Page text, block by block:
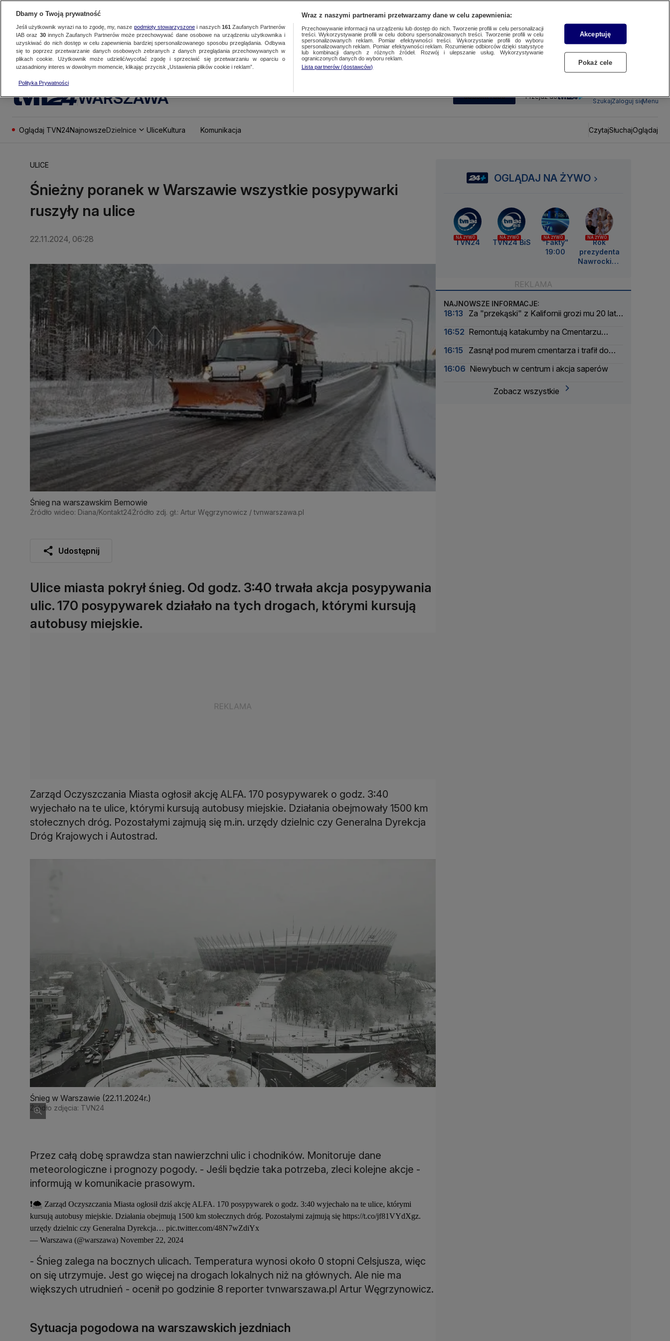
WARSZAWA SUBSKRYBUJ Przejdź do
SzukajZaloguj sięMenu
Oglądaj TVN24NajnowszeDzielnice UliceKultura Komunikacja CzytajSłuchajOglądaj
ULICE
Śnieżny poranek w Warszawie wszystkie posypywarki
ruszyły na ulice
22.11.2024, 06:28
Śnieg na warszawskim Bemowie
Źródło wideo: Diana/Kontakt24Źródło zdj. gł.: Artur Węgrzynowicz / tvnwarszawa.pl
Udostępnij
Ulice miasta pokrył śnieg. Od godz. 3:40 trwała akcja posypywania
ulic. 170 posypywarek działało na tych drogach, którymi kursują
autobusy miejskie.
Zarząd Oczyszczania Miasta ogłosił akcję ALFA. 170 posypywarek o godz. 3:40
wyjechało na te ulice, którymi kursują autobusy miejskie. Działania obejmowały 1500 km
stołecznych dróg. Pozostałymi zajmują się m.in. urzędy dzielnic czy Generalna Dyrekcja
Dróg Krajowych i Autostrad.
Śnieg w Warszawie (22.11.2024r.)
Źródło zdjęcia: TVN24
Przez całą dobę sprawdza stan nawierzchni ulic i chodników. Monitoruje dane
meteorologiczne i prognozy pogody. - Jeśli będzie taka potrzeba, zleci kolejne akcje -
informują w komunikacie prasowym.
❗️🌨️ Zarząd Oczyszczania Miasta ogłosił dziś akcję ALFA. 170 posypywarek o godz. 3:40 wyjechało na te ulice, którymi
kursują autobusy miejskie. Działania obejmują 1500 km stołecznych dróg. Pozostałymi zajmują się https://t.co/jf81VYdXgz.
urzędy dzielnic czy Generalna Dyrekcja… pic.twitter.com/48N7wZdiYx
— Warszawa (@warszawa) November 22, 2024
- Śnieg zalega na bocznych ulicach. Temperatura wynosi około 0 stopni Celsjusza, więc
on się utrzymuje. Jest go więcej na drogach lokalnych niż na głównych. Ale nie ma
większych utrudnień - ocenił po godzinie 8 reporter tvnwarszawa.pl Artur Węgrzynowicz.
Sytuacja pogodowa na warszawskich jezdniach
OGLĄDAJ NA ŻYWO
NA ŻYWO
TVN24
NA ŻYWO
TVN24 BiS
NA ŻYWO
"Fakty"
19:00
NA ŻYWO
Rok
prezydenta
Nawrockieg
NAJNOWSZE INFORMACJE:
18:13
Za "przekąski" z Kalifornii grozi mu 20 lat
16:52 Remontują katakumby na Cmentarzu
16:15
Zasnął pod murem cmentarza i trafił do
16:06 Niewybuch w centrum i akcja saperów
Zobacz wszystkie
Dbamy o Twoją prywatność
Jeśli użytkownik wyrazi na to zgodę, my, nasze podmioty stowarzyszonei naszych 161 Zaufanych Partnerów
IAB oraz 30innych Zaufanych Partnerów może przechowywać dane osobowe na urządzeniu użytkownika i
uzyskiwać do nich dostęp w celu zapewnienia bardziej spersonalizowanego sposobu przeglądania. Odbywa
się to poprzez przetwarzanie danych osobowych zebranych z danych przeglądania przechowywanych w
plikach cookie. Użytkownik może udzielić/wycofać zgodę i sprzeciwić się przetwarzaniu w oparciu o
uzasadniony interes w dowolnym momencie, klikając przycisk „Ustawienia plików cookie i reklam”.
Polityka Prywatności
Wraz z naszymi partnerami przetwarzamy dane w celu zapewnienia:
Przechowywanie informacji na urządzeniu lub dostęp do nich. Tworzenie profili w celu personalizacji
treści. Wykorzystywanie profili w celu doboru spersonalizowanych treści. Tworzenie profili w celu
spersonalizowanych reklam. Pomiar efektywności treści. Wykorzystanie profili do wyboru
spersonalizowanych reklam. Pomiar efektywności reklam. Rozumienie odbiorców dzięki statystyce
lub kombinacji danych z różnych źródeł. Rozwój i ulepszanie usług. Wykorzystywanie
ograniczonych danych do wyboru reklam.
Lista partnerów (dostawców)
Akceptuję
Pokaż cele